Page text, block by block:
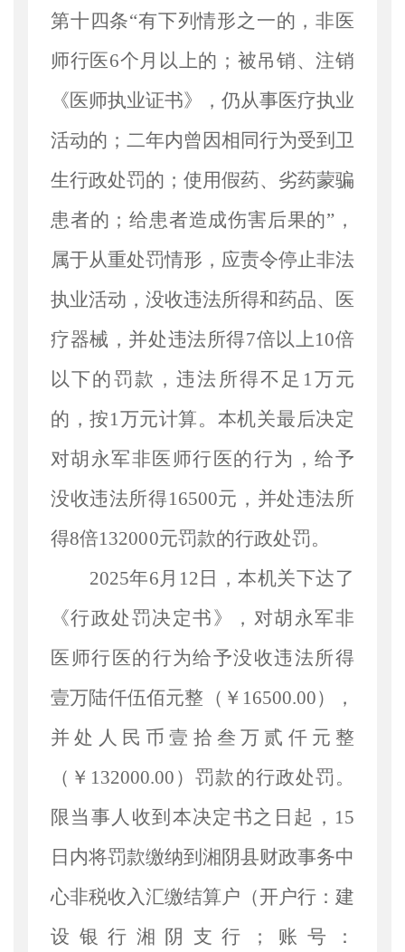
第十四条“有下列情形之一的，非医
师行医6个月以上的；被吊销、注销
《医师执业证书》，仍从事医疗执业
活动的；二年内曾因相同行为受到卫
生行政处罚的；使用假药、劣药蒙骗
患者的；给患者造成伤害后果的”，
属于从重处罚情形，应责令停止非法
执业活动，没收违法所得和药品、医
疗器械，并处违法所得7倍以上10倍
以下的罚款，违法所得不足1万元
的，按1万元计算。本机关最后决定
对胡永军非医师行医的行为，给予
没收违法所得16500元，并处违法所
得8倍132000元罚款的行政处罚。
2025年6月12日，本机关下达了
《行政处罚决定书》，对胡永军非
医师行医的行为给予没收违法所得
壹万陆仟伍佰元整 （￥ 16500.00），
并处人民币壹拾叁万贰仟元整
（￥132000.00）罚款的行政处罚。
限当事人收到本决定书之日起，15
日内将罚款缴纳到湘阴县财政事务中
心非税收入汇缴结算户（开户行：建
设银行湘阴支行；账号：